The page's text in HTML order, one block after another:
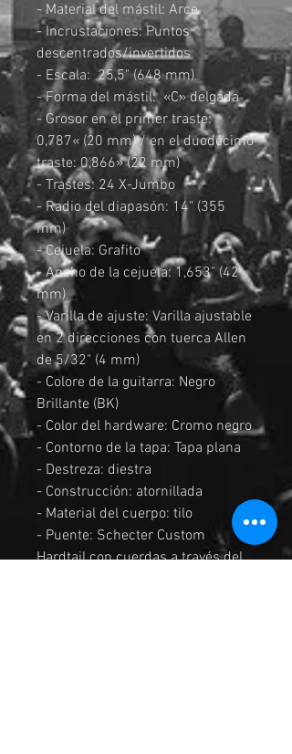
- Material del mástil: Arce
- Incrustaciones: Puntos
descentrados/invertidos
- Escala: 25,5" (648 mm)
- Forma del mástil: «C» delgada
- Grosor en el primer traste:
0,787« (20 mm) / en el duodécimo
traste: 0,866» (22 mm)
- Trastes: 24 X-Jumbo
- Radio del diapasón: 14" (355
mm)
- Cejuela: Grafito
- Ancho de la cejuela: 1,653" (42
mm)
- Varilla de ajuste: Varilla ajustable
en 2 direcciones con tuerca Allen
de 5/32" (4 mm)
- Colore de la guitarra: Negro
Brillante (BK)
- Color del hardware: Cromo negro
- Contorno de la tapa: Tapa plana
- Destreza: diestra
- Construcción: atornillada
- Material del cuerpo: tilo
- Puente: Schecter Custom
Hardtail con cuerdas a través del